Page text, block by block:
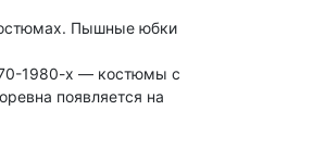
Пышные юбки
1980-х — костюмы с
появляется на